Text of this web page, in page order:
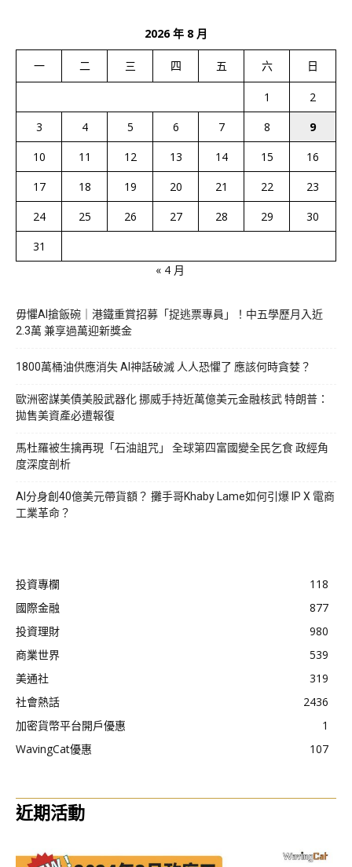
2026 年 8 月
一 二 三 四 五 六 日
1
2
3
4 5 6 7 8
9
10
11 12 13 14 15
16
17
18 19 20 21 22
23
24
25 26 27 28 29
30
31
« 4 月
毋懼AI搶飯碗｜港鐵重賞招募「捉逃票專員」！中五學歷月入近
2.3萬 兼享過萬迎新獎金
1800萬桶油供應消失 AI神話破滅 人人恐懼了 應該何時貪婪？
歐洲密謀美債美股武器化 挪威手持近萬億美元金融核武 特朗普：
拋售美資產必遭報復
馬杜羅被生擒再現「石油詛咒」 全球第四富國變全民乞食 政經角
度深度剖析
AI分身創40億美元帶貨額？ 攤手哥Khaby Lame如何引爆 IP X 電商
工業革命？
投資專欄
118
國際金融
877
投資理財
980
商業世界
539
美通社
319
社會熱話
2436
加密貨幣平台開戶優惠
1
WavingCat優惠
107
近期活動